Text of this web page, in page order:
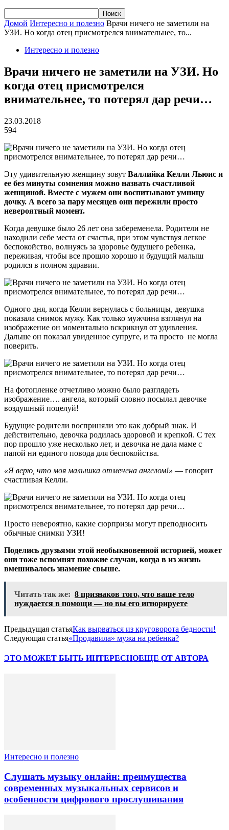
Домой Интересно и полезно Врачи ничего не заметили на
УЗИ. Но когда отец присмотрелся внимательнее, то...
Интересно и полезно
Врачи ничего не заметили на УЗИ. Но
когда отец присмотрелся
внимательнее, то потерял дар речи…
23.03.2018
594
Эту удивительную женщину зовут Валлийка Келли Льюис и
ее без минуты сомнения можно назвать счастливой
женщиной. Вместе с мужем они воспитывают умницу
дочку. А всего за пару месяцев они пережили просто
невероятный момент.
Когда девушке было 26 лет она забеременела. Родители не
находили себе места от счастья, при этом чувствуя легкое
беспокойство, волнуясь за здоровье будущего ребенка,
переживая, чтобы все прошло хорошо и будущий малыш
родился в полном здравии.
Одного дня, когда Келли вернулась с больницы, девушка
показала снимок мужу. Как только мужчина взглянул на
изображение он моментально вскрикнул от удивления.
Дальше он показал увиденное супруге, и та просто не могла
поверить.
На фотопленке отчетливо можно было разглядеть
изображение…. ангела, который словно посылал девочке
воздушный поцелуй!
Будущие родители восприняли это как добрый знак. И
действительно, девочка родилась здоровой и крепкой. С тех
пор прошло уже несколько лет, и девочка не дала маме с
папой ни единого повода для беспокойства.
«Я верю, что моя малышка отмечена ангелом!» — говорит
счастливая Келли.
Просто невероятно, какие сюрпризы могут преподносить
обычные снимки УЗИ!
Поделись друзьями этой необыкновенной историей, может
они тоже вспомнят похожие случаи, когда в из жизнь
вмешивалось знамение свыше.
Читать так же: 8 признаков того, что ваше тело
нуждается в помощи — но вы его игнорируете
Предыдущая статьяКак вырваться из круговорота бедности!
Следующая статья«Продавила» мужа на ребенка?
ЭТО МОЖЕТ БЫТЬ ИНТЕРЕСНОЕЩЕ ОТ АВТОРА
Интересно и полезно
Слушать музыку онлайн: преимущества
современных музыкальных сервисов и
особенности цифрового прослушивания